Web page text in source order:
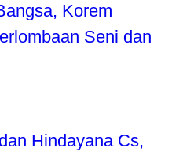
Korem
Seni dan
Hindayana Cs,